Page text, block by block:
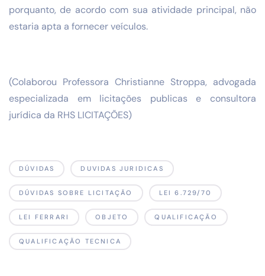
porquanto, de acordo com sua atividade principal, não
estaria apta a fornecer veículos.
(Colaborou Professora Christianne Stroppa, advogada
especializada em licitações publicas e consultora
jurídica da RHS LICITAÇÕES)
DÚVIDAS DUVIDAS JURIDICAS
DÚVIDAS SOBRE LICITAÇÃO LEI 6.729/70
LEI FERRARI OBJETO QUALIFICAÇÃO
QUALIFICAÇÃO TECNICA